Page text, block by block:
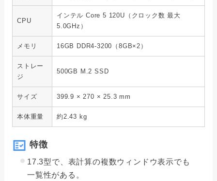
CPU
インテル Core 5 120U（クロック数 最大
5.0GHz）
メモリ 16GB DDR4-3200（8GB×2）
ストレー
ジ
500GB M.2 SSD
サイズ 399.9 × 270 × 25.3 mm
本体重量 約2.43 kg
特徴
17.3型で、表計算の複数ウィンドウ表示でも
一覧性がある。